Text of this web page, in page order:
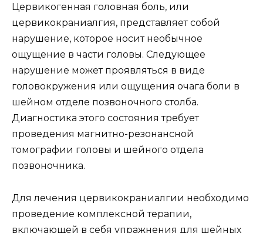
Цервикогенная головная боль, или
цервикокраниалгия, представляет собой
нарушение, которое носит необычное
ощущение в части головы. Следующее
нарушение может проявляться в виде
головокружения или ощущения очага боли в
шейном отделе позвоночного столба.
Диагностика этого состояния требует
проведения магнитно-резонансной
томографии головы и шейного отдела
позвоночника.
Для лечения цервикокраниалгии необходимо
проведение комплексной терапии,
включающей в себя упражнения для шейных